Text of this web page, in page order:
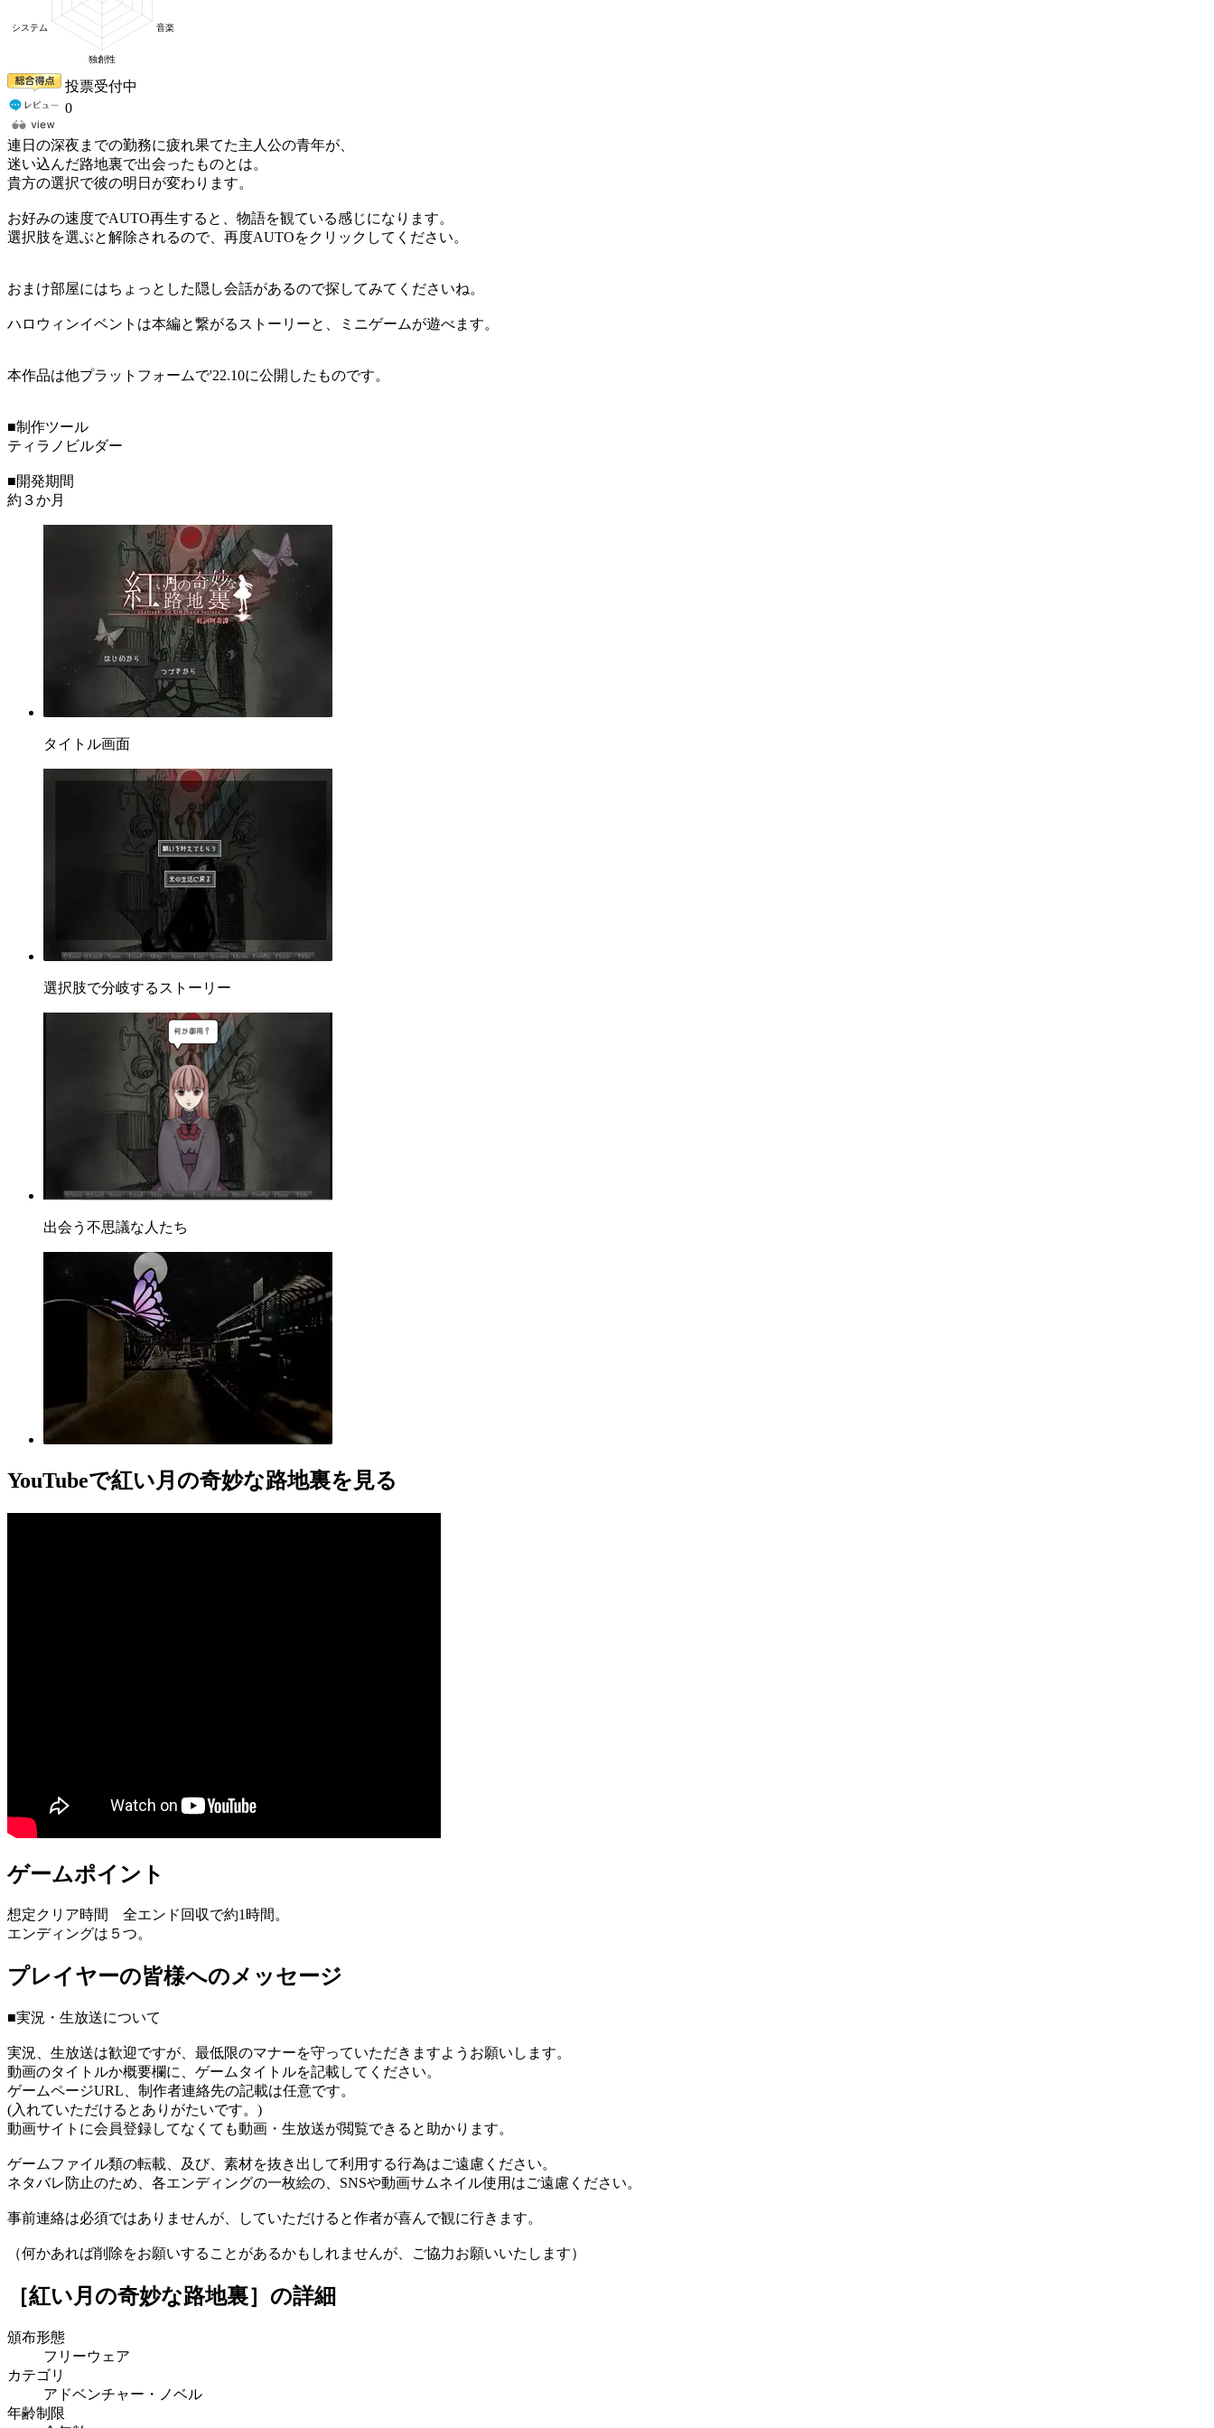
投票受付中
0
連日の深夜までの勤務に疲れ果てた主人公の青年が、
迷い込んだ路地裏で出会ったものとは。
貴方の選択で彼の明日が変わります。
お好みの速度でAUTO再生すると、物語を観ている感じになります。
選択肢を選ぶと解除されるので、再度AUTOをクリックしてください。
おまけ部屋にはちょっとした隠し会話があるので探してみてくださいね。
ハロウィンイベントは本編と繋がるストーリーと、ミニゲームが遊べます。
本作品は他プラットフォームで'22.10に公開したものです。
■制作ツール
ティラノビルダー
■開発期間
約３か月
タイトル画面
選択肢で分岐するストーリー
出会う不思議な人たち
YouTubeで紅い月の奇妙な路地裏を見る
ゲームポイント
想定クリア時間 全エンド回収で約1時間。
エンディングは５つ。
プレイヤーの皆様へのメッセージ
■実況・生放送について
実況、生放送は歓迎ですが、最低限のマナーを守っていただきますようお願いします。
動画のタイトルか概要欄に、ゲームタイトルを記載してください。
ゲームページURL、制作者連絡先の記載は任意です。
(入れていただけるとありがたいです。)
動画サイトに会員登録してなくても動画・生放送が閲覧できると助かります。
ゲームファイル類の転載、及び、素材を抜き出して利用する行為はご遠慮ください。
ネタバレ防止のため、各エンディングの一枚絵の、SNSや動画サムネイル使用はご遠慮ください。
事前連絡は必須ではありませんが、していただけると作者が喜んで観に行きます。
（何かあれば削除をお願いすることがあるかもしれませんが、ご協力お願いいたします）
［紅い月の奇妙な路地裏］ の詳細
頒布形態
フリーウェア
カテゴリ
アドベンチャー・ノベル
年齢制限